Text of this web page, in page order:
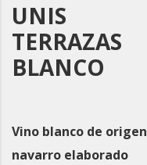
UNIS
TERRAZAS
BLANCO
Vino blanco de origen
navarro elaborado